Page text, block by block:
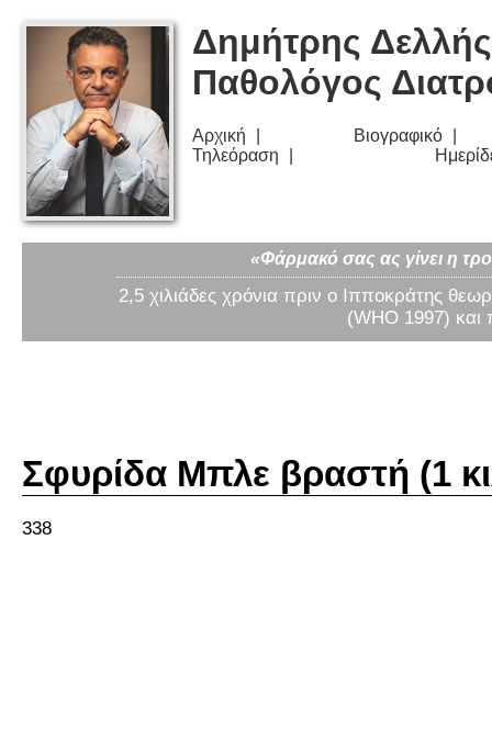
Δημήτρης
Παθολόγος
Αρχική
Βιογραφικό
Τηλεόραση
«Φάρμακό σας ας γίνει η
2,5 χιλιάδες χρόνια πριν ο Ιπποκράτης
(WHO 1997) και
Σφυρίδα Μπλε βραστή (1
338